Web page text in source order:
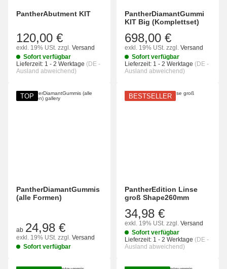
PantherAbutment KIT
120,00 €
exkl. 19% USt. zzgl. Versand
Sofort verfügbar
Lieferzeit: 1 - 2 Werktage (DE -
Ausland abweichend)
PantherDiamantGummi
KIT Big (Komplettset)
698,00 €
exkl. 19% USt. zzgl. Versand
Sofort verfügbar
Lieferzeit: 1 - 2 Werktage (DE -
Ausland abweichend)
TOP
PantherDiamantGummis
(alle Formen)
ab 24,98 €
exkl. 19% USt. zzgl. Versand
Sofort verfügbar
BESTSELLER
PantherEdition Linse
groß Shape260mm
34,98 €
exkl. 19% USt. zzgl. Versand
Sofort verfügbar
Lieferzeit: 1 - 2 Werktage (DE -
Ausland abweichend)